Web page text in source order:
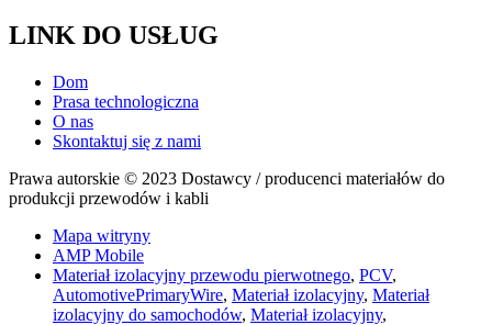
LINK DO USŁUG
Dom
Prasa technologiczna
O nas
Skontaktuj się z nami
Prawa autorskie © 2023 Dostawcy / producenci materiałów do
produkcji przewodów i kabli
Mapa witryny
AMP Mobile
Materiał izolacyjny przewodu pierwotnego, PCV,
AutomotivePrimaryWire, Materiał izolacyjny, Materiał
izolacyjny do samochodów, Materiał izolacyjny,